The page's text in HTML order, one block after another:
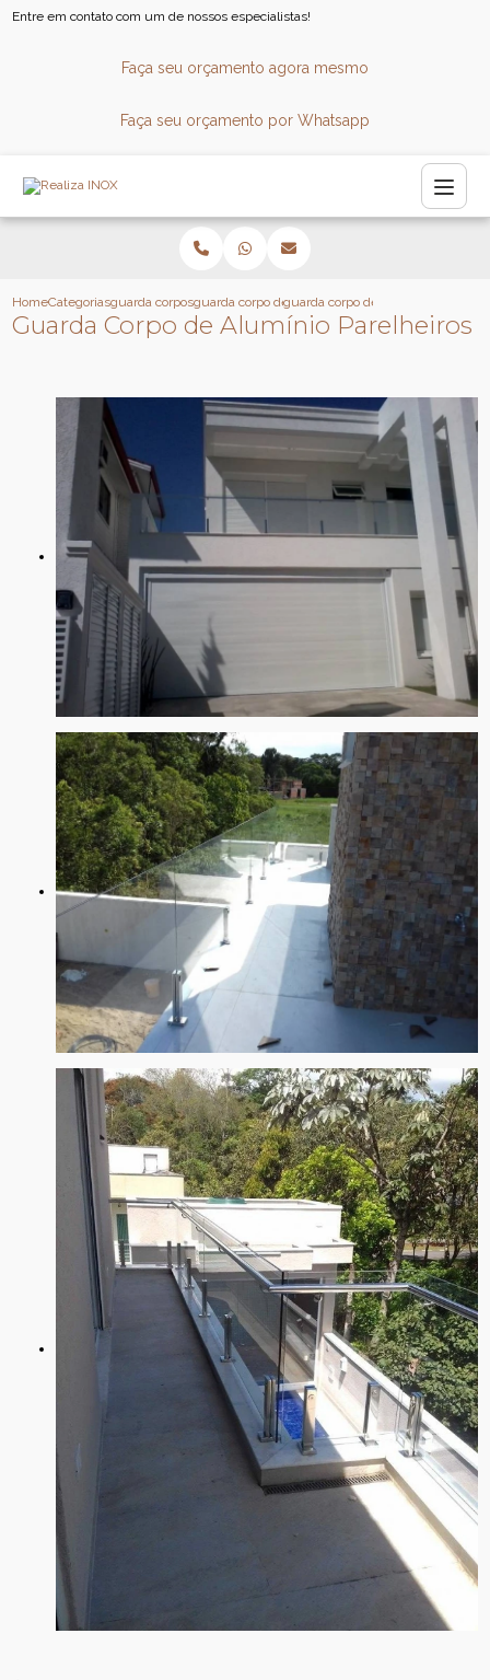
Entre em contato com um de nossos especialistas!
Faça seu orçamento agora mesmo
Faça seu orçamento por Whatsapp
HomeCategoriasguarda corposguarda corpo de aluminioguarda corpo de aluminio
Guarda Corpo de Alumínio Parelheiros